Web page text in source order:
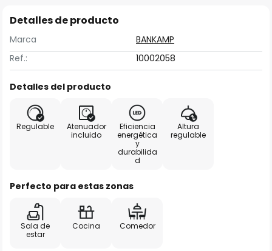
Detalles de producto
Marca
BANKAMP
Ref.:
10002058
Detalles del producto
Regulable
Atenuador
incluido
Eficiencia
energética
y
durabilida
d
Altura
regulable
Perfecto para estas zonas
Sala de
estar
Cocina Comedor